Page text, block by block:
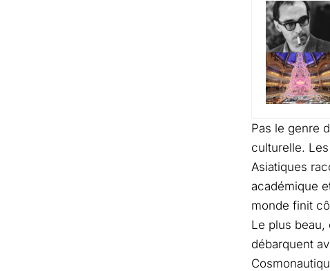
Pas le genre
culturelle.
Asiatiques
académique
monde finit
Le plus beau,
débarquent